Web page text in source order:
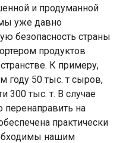
и продуманной
уже давно
безопасность страны
продуктов
К примеру,
году 50 тыс. т сыров,
300 тыс. т. В случае
на
практически
нашим